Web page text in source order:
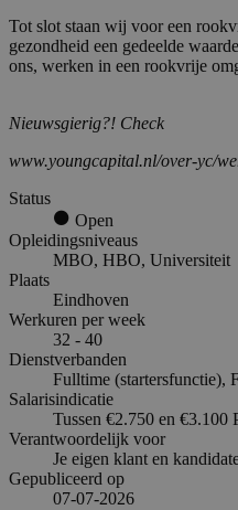
Tot slot staan wij voor een
gezondheid een gedeelde
ons, werken in een rookvrije
Nieuwsgierig?! Check
www.youngcapital.nl/over-yc/
Status
Open
Opleidingsniveaus
MBO, HBO, Universiteit
Plaats
Eindhoven
Werkuren per week
32 - 40
Dienstverbanden
Fulltime (startersfunctie),
Salarisindicatie
Tussen €2.750 en €3.100
Verantwoordelijk voor
Je eigen klant en
Gepubliceerd op
07-07-2026